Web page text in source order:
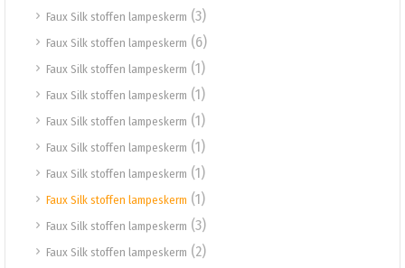
Faux Silk stoffen lampeskerm (3)
Faux Silk stoffen lampeskerm (6)
Faux Silk stoffen lampeskerm (1)
Faux Silk stoffen lampeskerm (1)
Faux Silk stoffen lampeskerm (1)
Faux Silk stoffen lampeskerm (1)
Faux Silk stoffen lampeskerm (1)
Faux Silk stoffen lampeskerm (1)
Faux Silk stoffen lampeskerm (3)
Faux Silk stoffen lampeskerm (2)